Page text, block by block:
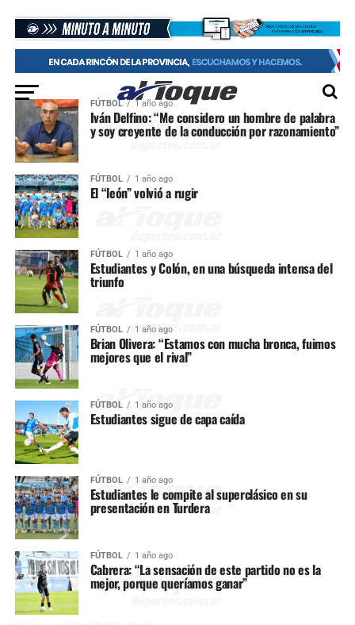
FÚTBOL 1 año ago
Iván Delfino: “Me considero un hombre de palabra
y soy creyente de la conducción por razonamiento”
FÚTBOL 1 año ago
El “león” volvió a rugir
FÚTBOL 1 año ago
Estudiantes y Colón, en una búsqueda intensa del
triunfo
FÚTBOL 1 año ago
Brian Olivera: “Estamos con mucha bronca, fuimos
mejores que el rival”
FÚTBOL 1 año ago
Estudiantes sigue de capa caída
FÚTBOL 1 año ago
Estudiantes le compite al superclásico en su
presentación en Turdera
FÚTBOL 1 año ago
Cabrera: “La sensación de este partido no es la
mejor, porque queríamos ganar”